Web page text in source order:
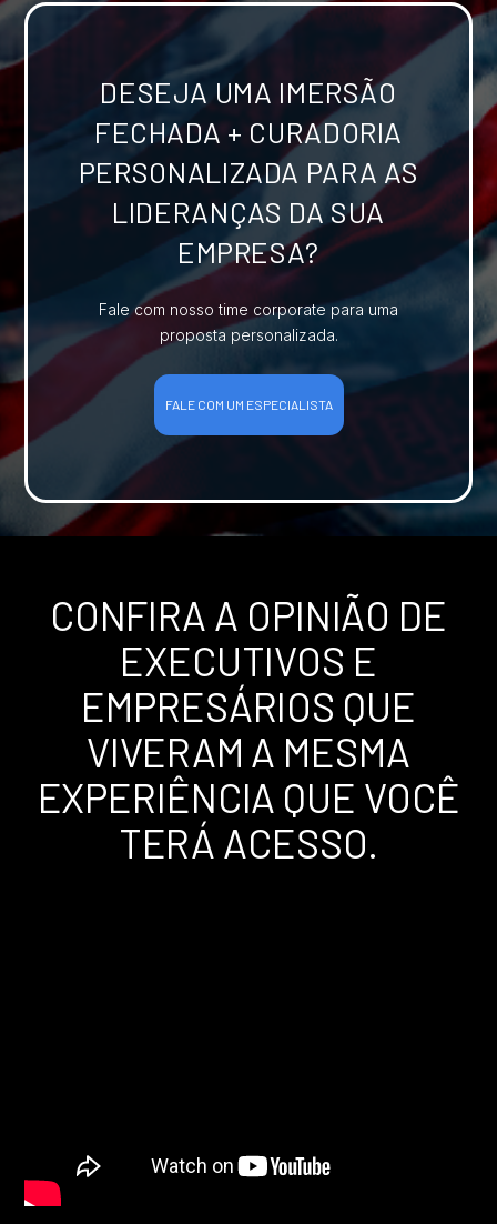
DESEJA UMA IMERSÃO
FECHADA + CURADORIA
PERSONALIZADA PARA AS
LIDERANÇAS DA SUA
EMPRESA?
Fale com nosso time corporate para uma
proposta personalizada.
FALE COM UM ESPECIALISTA
CONFIRA A OPINIÃO DE
EXECUTIVOS E
EMPRESÁRIOS QUE
VIVERAM A MESMA
EXPERIÊNCIA QUE VOCÊ
TERÁ ACESSO.